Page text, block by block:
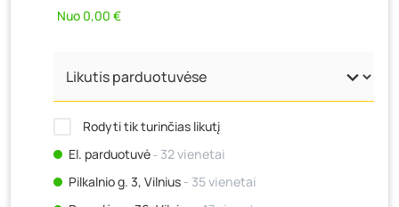
Nuo 0,00 €
Rodyti tik turinčias likutį
El. parduotuvė‐ 32 vienetai
Pilkalnio g. 3, Vilnius - 35 vienetai